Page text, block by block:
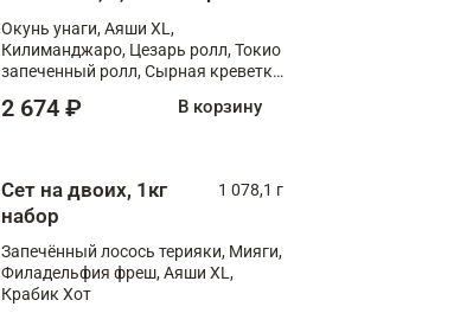
Окунь унаги, Аяши XL,
Килиманджаро, Цезарь ролл, Токио
запеченный ролл, Сырная креветка
2 674 ₽ В корзину
Сет на двоих, 1кг
набор
1 078,1 г
Запечённый лосось терияки, Мияги,
Филадельфия фреш, Аяши XL,
Крабик Хот